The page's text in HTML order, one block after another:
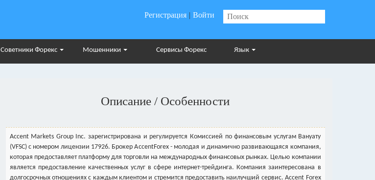
Регистрация | Войти
Советники Форекс Мошенники Сервисы Форекс Язык
Описание / Особенности
Accent Markets Group Inc. зарегистрирована и регулируется Комиссией по финансовым услугам Вануату
(VFSC) с номером лицензии 17926. Брокер AccentForex - молодая и динамично развивающаяся компания,
которая предоставляет платформу для торговли на международных финансовых рынках. Целью компании
является предоставление качественных услуг в сфере интернет-трейдинга. Компания заинтересована в
долгосрочных отношениях с каждым клиентом и стремится предоставить наилучший сервис. Accent Forex